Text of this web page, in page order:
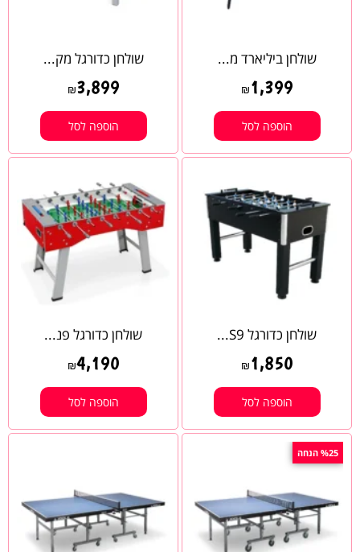
שולחן ביליארד מ...
₪ 1,399
הוספה לסל
שולחן כדורגל מק...
₪3,899
הוספה לסל
שולחן כדורגל S9...
₪ 1,850
הוספה לסל
שולחן כדורגל פנ...
₪4,190
הוספה לסל
%25 הנחה